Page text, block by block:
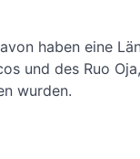
haben eine
und des Ruo
wurden.